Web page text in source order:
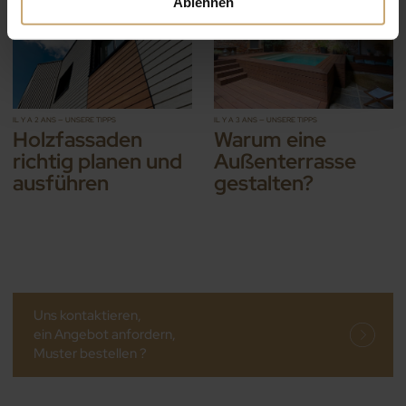
IL Y A 2 ANS — UNSERE TIPPS
Holzfassaden
richtig planen und
ausführen
IL Y A 3 ANS — UNSERE TIPPS
Warum eine
Außenterrasse
gestalten?
Uns kontaktieren,
ein Angebot anfordern,
Muster bestellen ?